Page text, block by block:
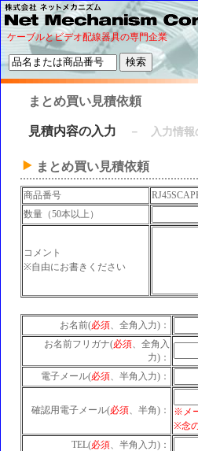
ケーブルとビデオ配線器具の専門企業
まとめ買い見積依頼
見積内容の入力 － 入力情
まとめ買い見積依頼
商品番号
数量（50本以上）
コメント
※自由にお書きください
お名前(必須 、全角入力)：
お名前フリガナ(必須 、全角入
力)：
電子メール(必須 、半角入力)：
確認用電子メール(必須 、半角)：
※メ
※念
TEL(必須 、半角入力)：